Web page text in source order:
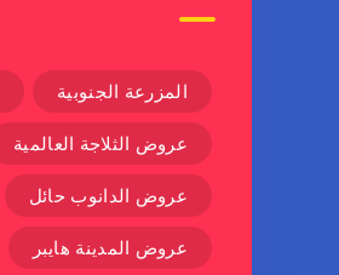
المزرعة الجنوبية
عروض الثلاجة العالمية
عروض الدانوب حائل
عروض المدينة هايبر